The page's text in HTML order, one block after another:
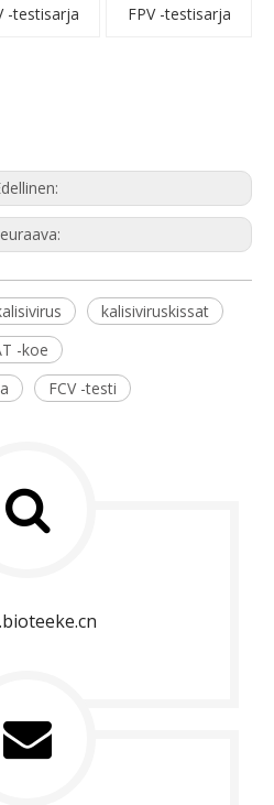
-testisarja FPV -testisarja
kalisiviruskissat
-koe
FCV -testi